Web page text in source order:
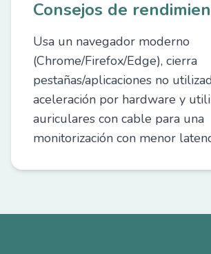
Consejos de
Usa un navegador moderno
(Chrome/Firefox/Edge), cierra
pestañas/aplicaciones no
aceleración por hardware y
auriculares con cable para una
monitorización con menor